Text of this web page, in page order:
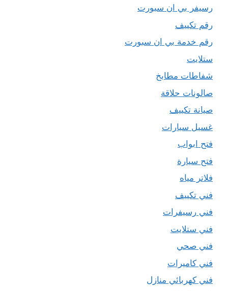
رسيفر بي ان سبورت
رقم تكييف
رقم خدمة بي ان سبورت
ستلايت
شفاطات مطابخ
صالونات حلاقة
صيانة تكييف
غسيل سيارات
فتح ابواب
فتح سيارة
فلاتر مياه
فني تكييف
فني رسيفرات
فني ستلايت
فني صحي
فني كاميرات
فني كهربائي منازل